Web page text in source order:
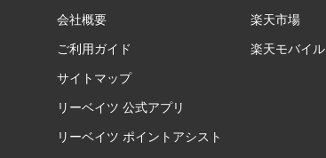
会社概要
ご利用ガイド
サイトマップ
リーベイツ 公式アプリ
リーベイツ ポイントアシスト
楽天市場
楽天モバイル